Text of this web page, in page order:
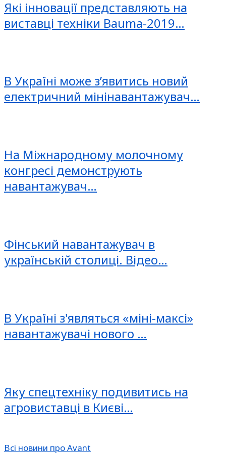
Які інновації представляють на
виставці техніки Bauma-2019…
В Україні може з’явитись новий
електричний мінінавантажувач…
На Міжнародному молочному
конгресі демонструють
навантажувач…
Фінський навантажувач в
українській столиці. Відео…
В Україні з'являться «міні-максі»
навантажувачі нового …
Яку спецтехніку подивитись на
агровиставці в Києві…
Всі новини про Avant